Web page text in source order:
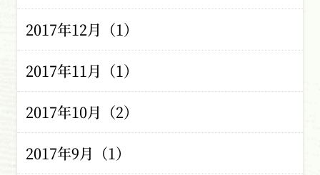
2017年12月（1）
2017年11月（1）
2017年10月（2）
2017年9月（1）